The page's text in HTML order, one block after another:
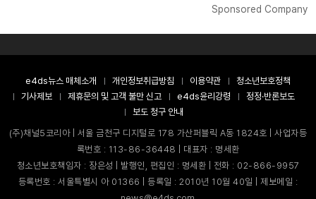
Sponsored Company
e4ds뉴스 매체소개 개인정보취급방침 이용약관
청소년보호정책
기사제보
제휴문의 및 고객 불만 신고 e4ds윤리강령
정정·반론보도
보도 청구 안내
(주)채널5코리아 | 서울 금천구 디지털로 178 가산퍼블릭 A동 1824호 | 사업자등
록번호 : 113-86-36448 | 대표자 : 명세환
청소년보호책임자 : 장은성 | 발행인, 편집인 : 명세환 | 전화 : 02-866-9957
등록번호 : 서울특별시 아 01366 | 등록일 : 2010년 10월 40일 | 제보메일 :